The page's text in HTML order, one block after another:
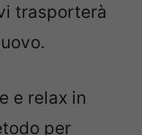
trasporterà
e relax in
per